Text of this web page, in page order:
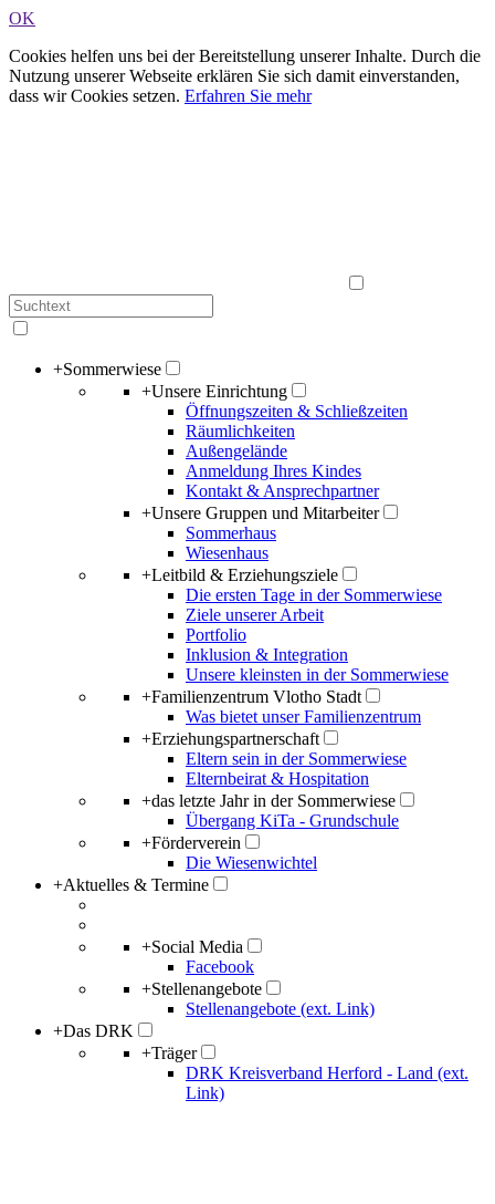
OK
Cookies helfen uns bei der Bereitstellung unserer Inhalte. Durch die
Nutzung unserer Webseite erklären Sie sich damit einverstanden,
dass wir Cookies setzen. Erfahren Sie mehr
+Sommerwiese
+Unsere Einrichtung
Öffnungszeiten & Schließzeiten
Räumlichkeiten
Außengelände
Anmeldung Ihres Kindes
Kontakt & Ansprechpartner
+Unsere Gruppen und Mitarbeiter
Sommerhaus
Wiesenhaus
+Leitbild & Erziehungsziele
Die ersten Tage in der Sommerwiese
Ziele unserer Arbeit
Portfolio
Inklusion & Integration
Unsere kleinsten in der Sommerwiese
+Familienzentrum Vlotho Stadt
Was bietet unser Familienzentrum
+Erziehungspartnerschaft
Eltern sein in der Sommerwiese
Elternbeirat & Hospitation
+das letzte Jahr in der Sommerwiese
Übergang KiTa - Grundschule
+Förderverein
Die Wiesenwichtel
+Aktuelles & Termine
+Social Media
Facebook
+Stellenangebote
Stellenangebote (ext. Link)
+Das DRK
+Träger
DRK Kreisverband Herford - Land (ext.
Link)